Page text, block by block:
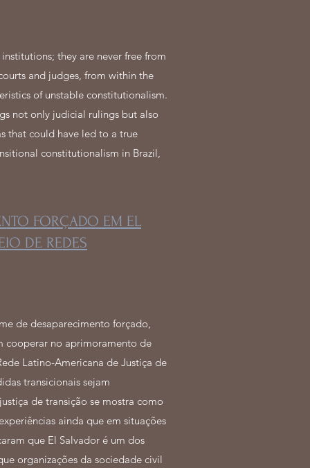
they are never free from
and judges, from within the
of unstable constitutionalism.
not only judicial rulings but also
that could have led to a true
constitutionalism in Brazil,
FORÇADO EM EL
DE REDES
de desaparecimento forçado,
cooperar no aprimoramento de
Latino-Americana de Justiça de
transicionais sejam
de transição se mostra como
ainda que em situações
que El Salvador é um dos
organizações da sociedade civil